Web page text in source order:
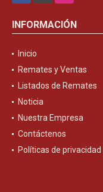
INFORMACIÓN
Inicio
Remates y Ventas
Listados de Remates
Noticia
Nuestra Empresa
Contáctenos
Políticas de privacidad